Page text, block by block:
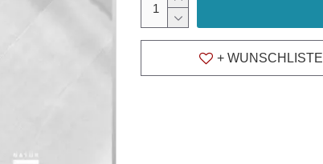
+ WUNSCHLISTE